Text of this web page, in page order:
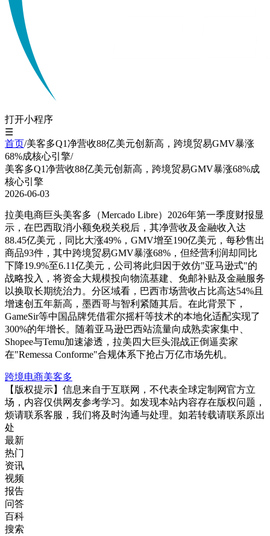
打开小程序
☰
首页/美客多Q1净营收88亿美元创新高，跨境贸易GMV暴涨
68%成核心引擎/
美客多Q1净营收88亿美元创新高，跨境贸易GMV暴涨68%成
核心引擎
2026-06-03
拉美电商巨头美客多（Mercado Libre）2026年第一季度财报显
示，在巴西取消小额免税关税后，其净营收及金融收入达
88.45亿美元，同比大涨49%，GMV增至190亿美元，每秒售出
商品93件，其中跨境贸易GMV暴涨68%，但经营利润却同比
下降19.9%至6.11亿美元，公司将此归因于效仿"亚马逊式"的
战略投入，将资金大规模投向物流基建、免邮补贴及金融服务
以换取长期统治力。分区域看，巴西市场营收占比高达54%且
增速创五年新高，墨西哥与智利紧随其后。在此背景下，
GameSir等中国品牌凭借霍尔摇杆等技术的本地化适配实现了
300%的年增长。随着亚马逊巴西站流量向成熟卖家集中、
Shopee与Temu加速渗透，拉美四大巨头混战正倒逼卖家
在"Remessa Conforme"合规体系下抢占万亿市场先机。
跨境电商美客多
【版权提示】信息来自于互联网，不代表全球定制网官方立
场，内容仅供网友参考学习。如发现本站内容存在版权问题，
烦请联系客服，我们将及时沟通与处理。如若转载请联系原出
处
最新
热门
资讯
视频
报告
问答
百科
搜索